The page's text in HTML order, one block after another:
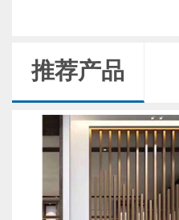
推荐产品